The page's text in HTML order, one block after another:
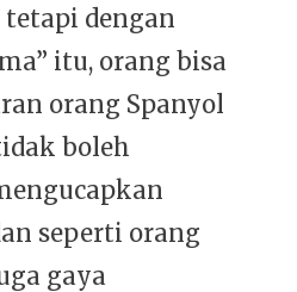
tetapi dengan
itu, orang bisa
orang Spanyol
boleh
seperti orang
gaya